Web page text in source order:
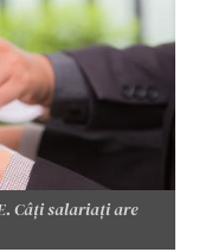
Câți salariați are